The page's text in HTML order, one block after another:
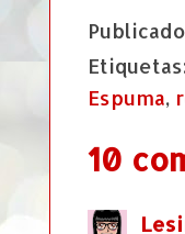
Espuma,
10